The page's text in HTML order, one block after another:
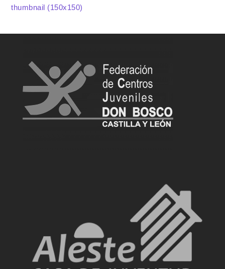
thumbnail (150x150)